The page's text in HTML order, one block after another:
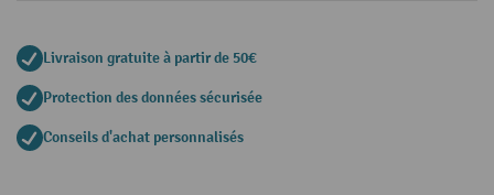
Livraison gratuite à partir de 50€
Protection des données sécurisée
Conseils d'achat personnalisés